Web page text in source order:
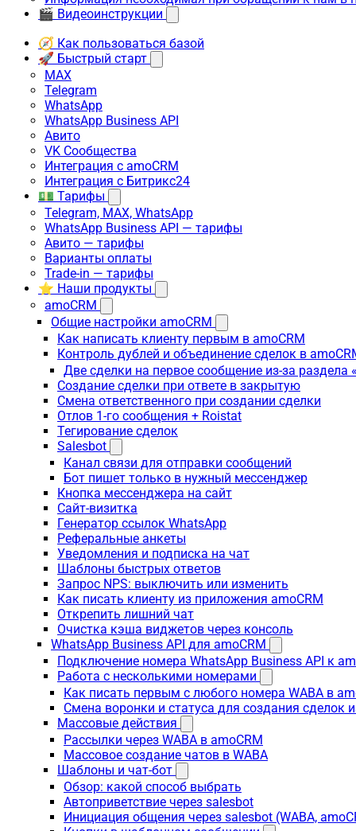
🎬 Видеоинструкции
🧭 Как пользоваться базой
🚀 Быстрый старт
MAX
Telegram
WhatsApp
WhatsApp Business API
Авито
VK Сообщества
Интеграция с amoCRM
Интеграция с Битрикс24
💵 Тарифы
Telegram, MAX, WhatsApp
WhatsApp Business API — тарифы
Авито — тарифы
Варианты оплаты
Trade-in — тарифы
⭐ Наши продукты
amoCRM
Общие настройки amoCRM
Как написать клиенту первым в amoCRM
Контроль дублей и объединение сделок в
Две сделки на первое сообщение из-за раздела
Создание сделки при ответе в закрытую
Смена ответственного при создании сделки
Отлов 1-го сообщения + Roistat
Тегирование сделок
Salesbot
Канал связи для отправки сообщений
Бот пишет только в нужный мессенджер
Кнопка мессенджера на сайт
Сайт-визитка
Генератор ссылок WhatsApp
Реферальные анкеты
Уведомления и подписка на чат
Шаблоны быстрых ответов
Запрос NPS: выключить или изменить
Как писать клиенту из приложения amoCRM
Открепить лишний чат
Очистка кэша виджетов через консоль
WhatsApp Business API для amoCRM
Подключение номера WhatsApp Business API к
Работа с несколькими номерами
Как писать первым с любого номера WABA в
Смена воронки и статуса для создания сделок
Массовые действия
Рассылки через WABA в amoCRM
Массовое создание чатов в WABA
Шаблоны и чат-бот
Обзор: какой способ выбрать
Автоприветствие через salesbot
Инициация общения через salesbot (WABA,